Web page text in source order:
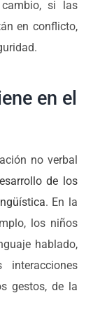
si las
en conflicto,
en el
no verbal
de los
. En la
los niños
hablado,
gestos, de la